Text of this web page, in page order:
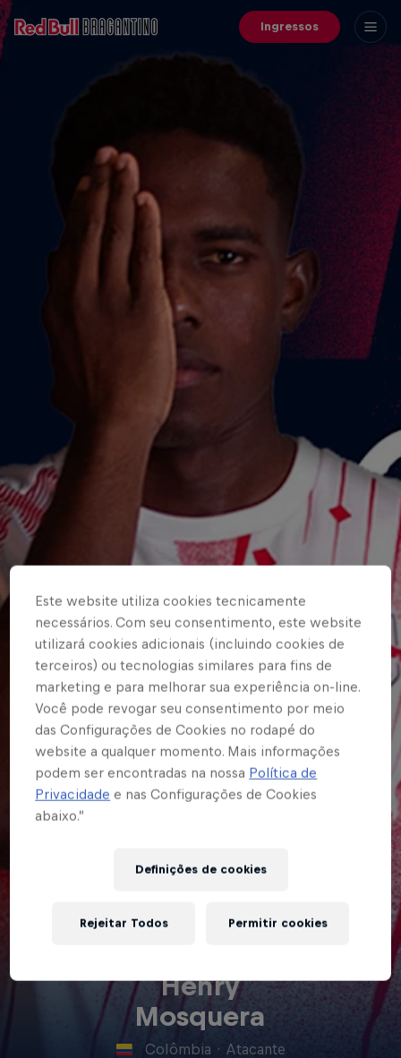
Ingressos
Henry
Mosquera
Colômbia · Atacante
Este website utiliza cookies tecnicamente
necessários. Com seu consentimento, este website
utilizará cookies adicionais (incluindo cookies de
terceiros) ou tecnologias similares para fins de
marketing e para melhorar sua experiência on-line.
Você pode revogar seu consentimento por meio
das Configurações de Cookies no rodapé do
website a qualquer momento. Mais informações
podem ser encontradas na nossa Política de
Privacidade e nas Configurações de Cookies
abaixo.”
Definições de cookies
Rejeitar Todos Permitir cookies